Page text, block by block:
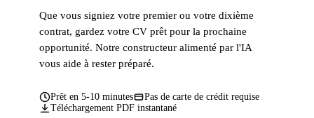
Que vous signiez votre premier ou votre dixième
contrat, gardez votre CV prêt pour la prochaine
opportunité. Notre constructeur alimenté par l'IA
vous aide à rester préparé.
Prêt en 5-10 minutes
Pas de carte de crédit requise
Téléchargement PDF instantané